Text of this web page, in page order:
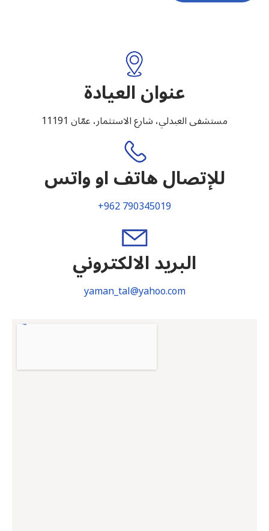
عنوان العيادة
مستشفى العبدلي، شارع الاستثمار، عمّان 11191
للإتصال هاتف او واتس
+962 790345019
البريد الالكتروني
yaman_tal@yahoo.com